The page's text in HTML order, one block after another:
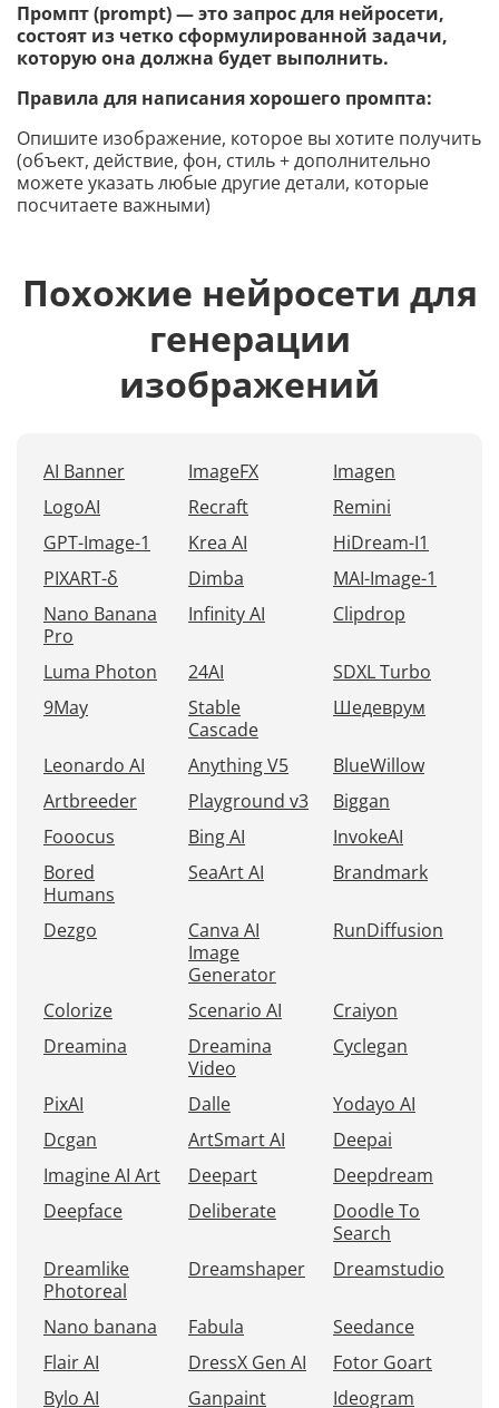
Промпт (prompt) — это запрос для нейросети,
состоят из четко сформулированной задачи,
которую она должна будет выполнить.
Правила для написания хорошего промпта:
Опишите изображение, которое вы хотите получить
(объект, действие, фон, стиль + дополнительно
можете указать любые другие детали, которые
посчитаете важными)
Похожие нейросети для
генерации
изображений
AI Banner ImageFX
Imagen
LogoAI
Recraft
Remini
GPT-Image-1
Krea AI
HiDream-I1
PIXART-δ
Dimba
MAI-Image-1
Nano Banana
Pro
Infinity AI Clipdrop
Luma Photon 24AI
SDXL Turbo
9May
Stable
Cascade
Шедеврум
Leonardo AI Anything V5
BlueWillow
Artbreeder
Playground v3
Biggan
Fooocus
Bing AI
InvokeAI
Bored
Humans
SeaArt AI Brandmark
Dezgo
Canva AI
Image
Generator
RunDiffusion
Colorize Scenario AI
Craiyon
Dreamina
Dreamina
Video
Cyclegan
PixAI Dalle
Yodayo AI
Dcgan
ArtSmart AI
Deepai
Imagine AI Art
Deepart
Deepdream
Deepface
Deliberate
Doodle To
Search
Dreamlike
Photoreal
Dreamshaper Dreamstudio
Nano banana Fabula
Seedance
Flair AI
DressX Gen AI
Fotor Goart
Bylo AI
Ganpaint Ideogram